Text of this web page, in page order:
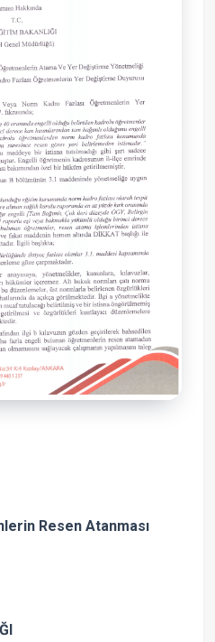
Resen Atanması